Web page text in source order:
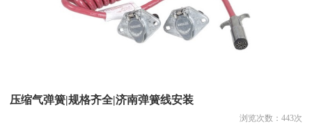
压缩气弹簧|规格齐全|济南弹簧线安装
浏览次数： 443次